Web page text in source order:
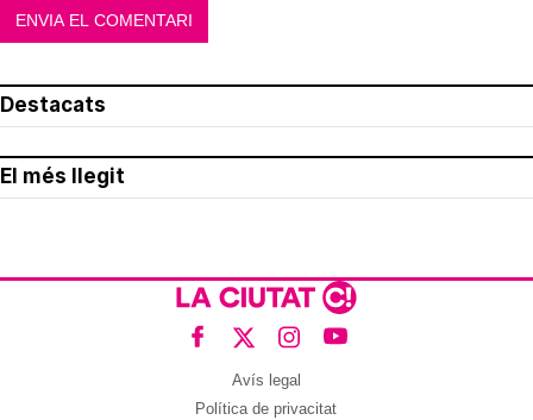
Destacats
El més llegit
Avís legal
Política de privacitat